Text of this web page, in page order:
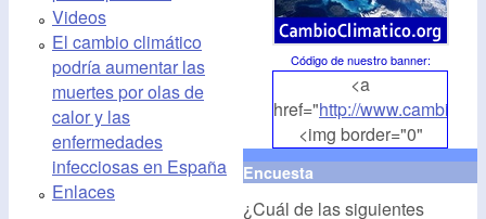
Videos
El cambio climático
podría aumentar las
muertes por olas de
calor y las
enfermedades
infecciosas en España
Enlaces
Código de nuestro banner:
<a
href="http://
<img border="0"
align="middle"
src="http://
alt="CambioClimatico.org"
Encuesta
¿Cuál de las siguientes